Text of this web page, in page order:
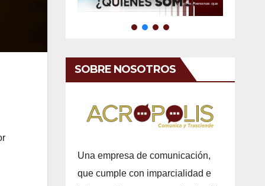
SOBRE NOSOTROS
Una empresa de comunicación,
que cumple con imparcialidad e